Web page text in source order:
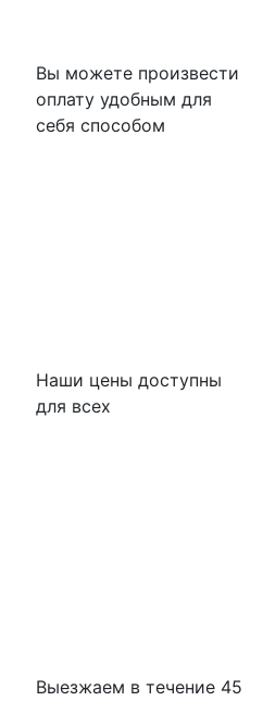
Вы можете произвести
оплату удобным для
себя способом
Наши цены доступны
для всех
Выезжаем в течение 45